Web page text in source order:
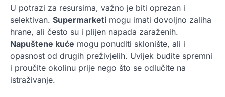
U potrazi za resursima, važno je biti oprezan i
selektivan. Supermarketi mogu imati dovoljno zaliha
hrane, ali često su i plijen napada zaraženih.
Napuštene kuće mogu ponuditi sklonište, ali i
opasnost od drugih preživjelih. Uvijek budite spremni
i proučite okolinu prije nego što se odlučite na
istraživanje.